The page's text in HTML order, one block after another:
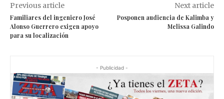
Previous article
Familiares del ingeniero José
Alonso Guerrero exigen apoyo
para su localización
Next article
Posponen audiencia de Kalimba y
Melissa Galindo
- Publicidad -